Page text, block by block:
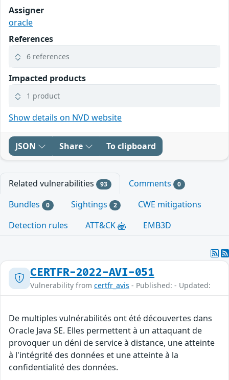
Assigner
oracle
References
6 references
Impacted products
1 product
Show details on NVD website
JSON Share To clipboard
Related vulnerabilities 93 Comments 0
Bundles 0 Sightings 2
CWE mitigations
Detection rules
ATT&CK EMB3D
CERTFR-2022-AVI-051
Vulnerability from certfr_avis - Published: - Updated:
De multiples vulnérabilités ont été découvertes dans
Oracle Java SE. Elles permettent à un attaquant de
provoquer un déni de service à distance, une atteinte
à l'intégrité des données et une atteinte à la
confidentialité des données.